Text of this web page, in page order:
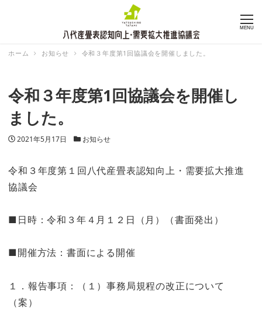
MENU
ホーム お知らせ 令和３年度第1回協議会を開催しました。
令和３年度第1回協議会を開催し
ました。
投稿日
2021年5月17日 カテゴリー
お知らせ
令和３年度第１回八代産畳表認知向上・需要拡大推進
協議会
■日時：令和３年４月１２日（月）（書面発出）
■開催方法：書面による開催
１．報告事項：（１）事務局規程の改正について
（案）